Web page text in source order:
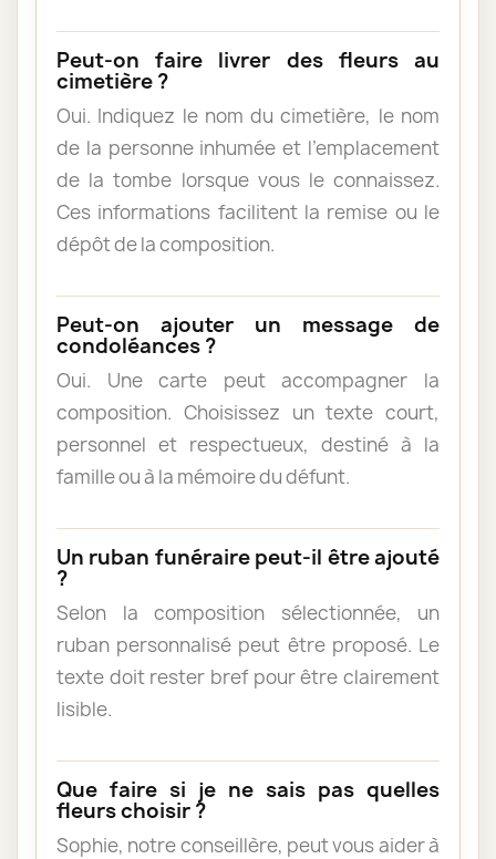
Peut-on faire livrer des fleurs au
cimetière ?
Oui. Indiquez le nom du cimetière, le nom
de la personne inhumée et l’emplacement
de la tombe lorsque vous le connaissez.
Ces informations facilitent la remise ou le
dépôt de la composition.
Peut-on ajouter un message de
condoléances ?
Oui. Une carte peut accompagner la
composition. Choisissez un texte court,
personnel et respectueux, destiné à la
famille ou à la mémoire du défunt.
Un ruban funéraire peut-il être ajouté
?
Selon la composition sélectionnée, un
ruban personnalisé peut être proposé. Le
texte doit rester bref pour être clairement
lisible.
Que faire si je ne sais pas quelles
fleurs choisir ?
Sophie, notre conseillère, peut vous aider à